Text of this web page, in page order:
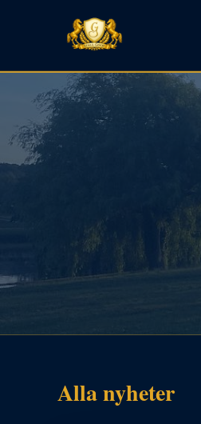
Alla nyheter